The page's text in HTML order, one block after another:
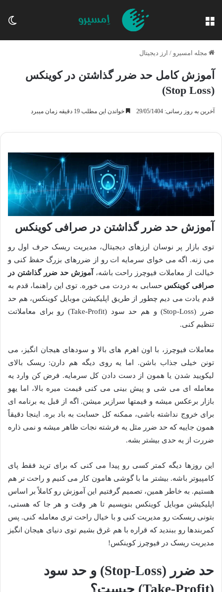
مجله امسیرو / ارز دیجیتال
آموزش کامل حد ضرر گذاشتن در کوینکس
(Stop Loss)
آخرین به روز رسانی: 29/05/1404 خواندن این مطلب 19 دقیقه زمان میبرد
آموزش حد ضرر گذاشتن در صرافی کوینکس
توی بازار پر نوسان ارزهای دیجیتال، مدیریت ریسک حرف اول رو
می زنه. اگه می خوای سرمایه ات رو از ضررهای بزرگ حفظ کنی و
خیالت از معاملات فیوچرز راحت باشه،
آموزش حد ضرر گذاشتن در
صرافی کوینکس حسابی به دردت می خوره. توی این راهنما، قدم به
قدم یادت می دیم چطور از طریق اپلیکیشن موبایل کوینکس، هم حد
ضرر (Stop-Loss) و هم حد سود (Take-Profit) رو برای معاملاتت
تنظیم کنی.
معاملات فیوچرز، با اون اهرم های بالا و سودهای هیجان انگیز، می
تونن خیلی جذاب باشن. اما یه روی دیگه هم دارن: ریسک بالای
لیکویید شدن یا همون از دست دادن کل سرمایه. فرض کن وارد یه
معامله ای می شی و پیش بینی می کنی قیمت میره بالا، اما یهو
بازار برعکس میشه و قیمتها سرازیر میشن. اگه از قبل یه برنامه ای
برای خروج نداشته باشی، ممکنه کل حسابت به باد بره. اینجا دقیقاً
همون جاییه که حد ضرر مثل یه فرشته نجات ظاهر میشه و نمی ذاره
ضررت از یه حدی بیشتر بشه.
این روزها دیگه کمتر کسی رو پیدا می کنی که برای ترید فقط پای
کامپیوتر باشه. بیشتر ما با گوشی هامون کار می کنیم و راحت تر هم
هستیم. به خاطر همین، تصمیم گرفتیم این آموزش رو کاملاً بر اساس
اپلیکیشن موبایل کوینکس بنویسیم تا هر وقت و هر جا که هستی،
بتونی ریسکت رو مدیریت کنی و با خیال راحت تری معامله کنی. پس
کمربندها رو ببندید که قراره با هم غرق بشیم توی دنیای هیجان انگیز
مدیریت ریسک در فیوچرز کوینکس!
حد ضرر (Stop-Loss) و حد سود